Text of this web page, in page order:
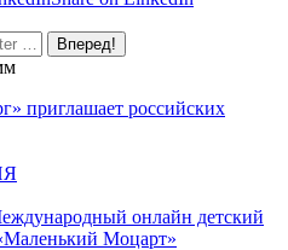
приглашает российских
онлайн детский
Моцарт»